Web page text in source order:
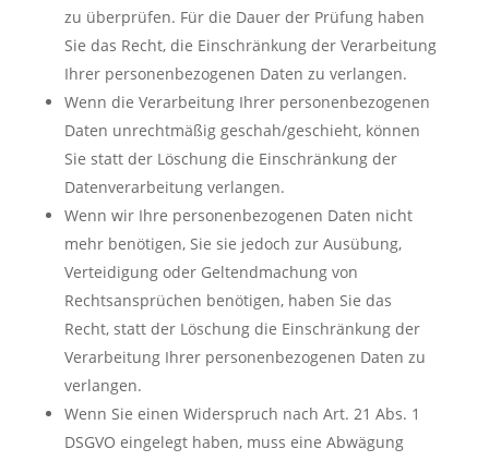
zu überprüfen. Für die Dauer der Prüfung haben
Sie das Recht, die Einschränkung der Verarbeitung
Ihrer personenbezogenen Daten zu verlangen.
Wenn die Verarbeitung Ihrer personenbezogenen
Daten unrechtmäßig geschah/geschieht, können
Sie statt der Löschung die Einschränkung der
Datenverarbeitung verlangen.
Wenn wir Ihre personenbezogenen Daten nicht
mehr benötigen, Sie sie jedoch zur Ausübung,
Verteidigung oder Geltendmachung von
Rechtsansprüchen benötigen, haben Sie das
Recht, statt der Löschung die Einschränkung der
Verarbeitung Ihrer personenbezogenen Daten zu
verlangen.
Wenn Sie einen Widerspruch nach Art. 21 Abs. 1
DSGVO eingelegt haben, muss eine Abwägung